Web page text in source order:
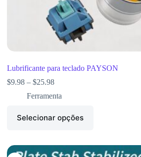
Lubrificante para teclado PAYSON
$9.98 – $25.98
Ferramenta
Selecionar opções